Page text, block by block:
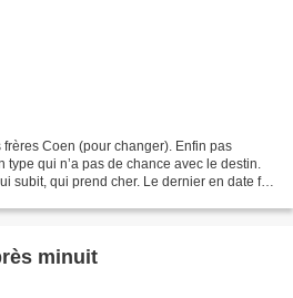
Coen (pour changer). Enfin pas
qui n’a pas de chance avec le destin.
subit, qui prend cher. Le dernier en date fut
minuit